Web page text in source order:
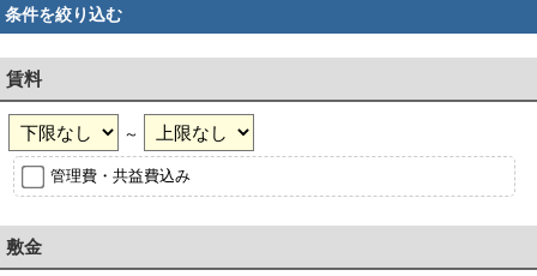
条件を絞り込む
賃料
～
管理費・共益費込み
敷金